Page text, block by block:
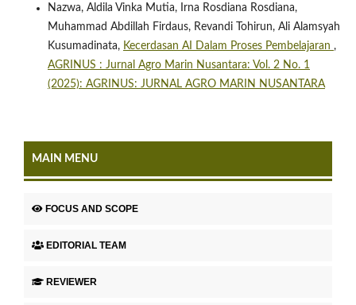
Nazwa, Aldila Vinka Mutia, Irna Rosdiana Rosdiana,
Muhammad Abdillah Firdaus, Revandi Tohirun, Ali Alamsyah
Kusumadinata, Kecerdasan AI Dalam Proses Pembelajaran ,
AGRINUS : Jurnal Agro Marin Nusantara: Vol. 2 No. 1
(2025): AGRINUS: JURNAL AGRO MARIN NUSANTARA
MAIN MENU
FOCUS AND SCOPE
EDITORIAL TEAM
REVIEWER